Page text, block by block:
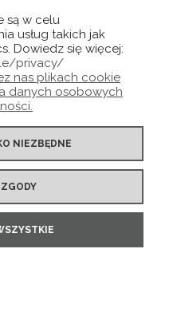
są w celu
usług takich jak
Dowiedz się więcej:
privacy/
nas plikach cookie
danych osobowych
NIEZBĘDNE